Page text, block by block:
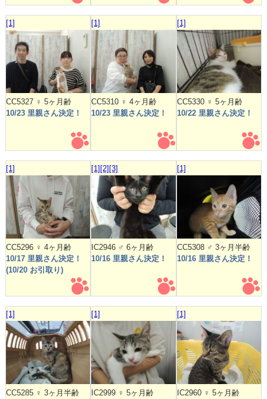
[1]
CC5327 ♀ 5ヶ月齢
10/23 里親さん決定！
[1]
CC5310 ♀ 4ヶ月齢
10/23 里親さん決定！
[1]
CC5330 ♀ 5ヶ月齢
10/22 里親さん決定！
[1]
CC5296 ♀ 4ヶ月齢
10/17 里親さん決定！
(10/20 お引取り)
[1][2][3]
IC2946 ♂ 6ヶ月齢
10/16 里親さん決定！
[1]
CC5308 ♂ 3ヶ月半齢
10/16 里親さん決定！
[1]
CC5285 ♀ 3ヶ月半齢
[1]
IC2999 ♀ 5ヶ月齢
[1]
IC2960 ♀ 5ヶ月齢